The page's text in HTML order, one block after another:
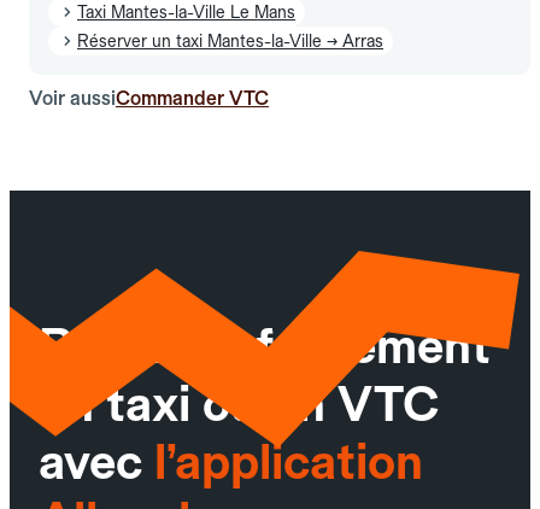
Taxi Mantes-la-Ville Le Mans
Réserver un taxi Mantes-la-Ville → Arras
Voir aussiCommander VTC
Réservez facilement
un taxi ou un VTC
avec l’application